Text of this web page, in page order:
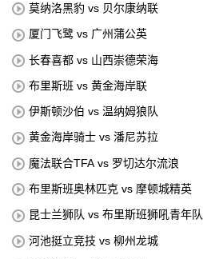
莫纳洛黑豹 vs 贝尔康纳联
厦门飞鹭 vs 广州蒲公英
长春喜都 vs 山西崇德荣海
布里斯班 vs 黄金海岸联
伊斯顿沙伯 vs 温纳姆狼队
黄金海岸骑士 vs 潘尼苏拉
魔法联合TFA vs 罗切达尔流浪
布里斯班奥林匹克 vs 摩顿城精英
昆士兰狮队 vs 布里斯班狮吼青年队
河池挺立竞技 vs 柳州龙城